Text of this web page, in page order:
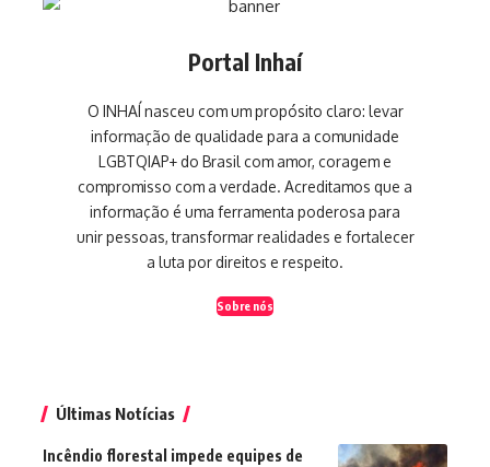
Portal Inhaí
O INHAÍ nasceu com um propósito claro: levar
informação de qualidade para a comunidade
LGBTQIAP+ do Brasil com amor, coragem e
compromisso com a verdade. Acreditamos que a
informação é uma ferramenta poderosa para
unir pessoas, transformar realidades e fortalecer
a luta por direitos e respeito.
Sobre nós
Últimas Notícias
Incêndio florestal impede equipes de